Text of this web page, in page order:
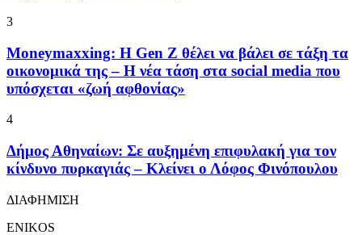
3
Moneymaxxing: Η Gen Z θέλει να βάλει σε τάξη τα
οικονομικά της – Η νέα τάση στα social media που
υπόσχεται «ζωή αφθονίας»
4
Δήμος Αθηναίων: Σε αυξημένη επιφυλακή για τον
κίνδυνο πυρκαγιάς – Κλείνει ο Λόφος Φινόπουλου
ΔΙΑΦΗΜΙΣΗ
ENIKOS